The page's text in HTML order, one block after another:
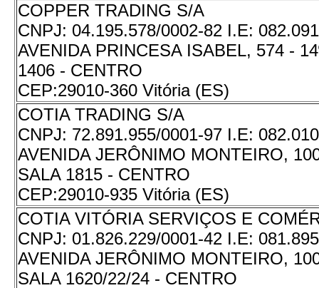
COPPER TRADING S/A
CNPJ: 04.195.578/0002-82 I.E:
AVENIDA PRINCESA ISABEL, 574 -
1406 - CENTRO
CEP:29010-360 Vitória (ES)
COTIA TRADING S/A
CNPJ: 72.891.955/0001-97 I.E:
AVENIDA JERÔNIMO MONTEIRO,
SALA 1815 - CENTRO
CEP:29010-935 Vitória (ES)
COTIA VITÓRIA SERVIÇOS E
CNPJ: 01.826.229/0001-42 I.E:
AVENIDA JERÔNIMO MONTEIRO,
SALA 1620/22/24 - CENTRO